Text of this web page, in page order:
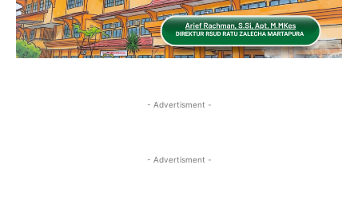
- Advertisment -
- Advertisment -